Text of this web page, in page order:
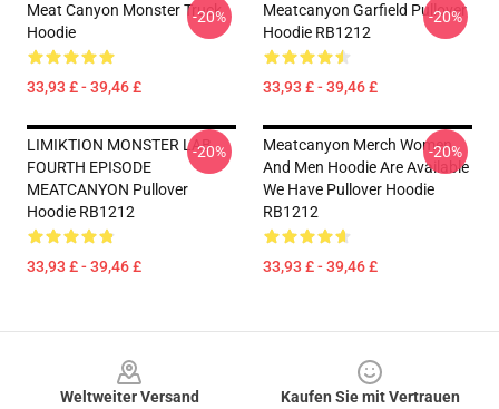
Meat Canyon Monster Truck
Hoodie
33,93 £ - 39,46 £
-20%
Meatcanyon Garfield Pullover
Hoodie RB1212
33,93 £ - 39,46 £
-20%
LIMIKTION MONSTER LAB
FOURTH EPISODE
MEATCANYON Pullover
Hoodie RB1212
33,93 £ - 39,46 £
-20%
Meatcanyon Merch Women
And Men Hoodie Are Available
We Have Pullover Hoodie
RB1212
33,93 £ - 39,46 £
-20%
Weltweiter Versand
Kaufen Sie mit Vertrauen